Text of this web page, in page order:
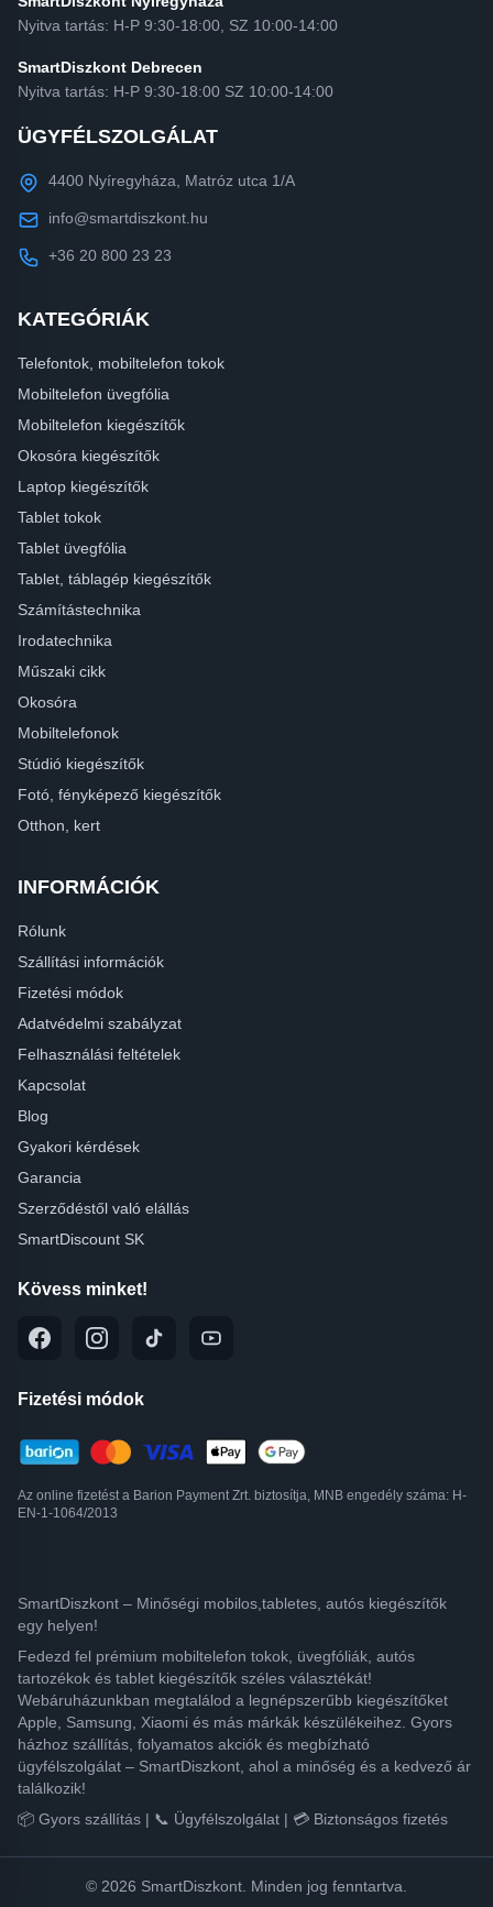
Nyitva tartás: H-P 9:30-18:00, SZ 10:00-14:00
SmartDiszkont Debrecen
Nyitva tartás: H-P 9:30-18:00 SZ 10:00-14:00
ÜGYFÉLSZOLGÁLAT
4400 Nyíregyháza, Matróz utca 1/A
info@smartdiszkont.hu
+36 20 800 23 23
KATEGÓRIÁK
Telefontok, mobiltelefon tokok
Mobiltelefon üvegfólia
Mobiltelefon kiegészítők
Okosóra kiegészítők
Laptop kiegészítők
Tablet tokok
Tablet üvegfólia
Tablet, táblagép kiegészítők
Számítástechnika
Irodatechnika
Műszaki cikk
Okosóra
Mobiltelefonok
Stúdió kiegészítők
Fotó, fényképező kiegészítők
Otthon, kert
INFORMÁCIÓK
Rólunk
Szállítási információk
Fizetési módok
Adatvédelmi szabályzat
Felhasználási feltételek
Kapcsolat
Blog
Gyakori kérdések
Garancia
Szerződéstől való elállás
SmartDiscount SK
Kövess minket!
Fizetési módok
Az online fizetést a Barion Payment Zrt. biztosítja, MNB engedély száma: H-
EN-1-1064/2013
SmartDiszkont – Minőségi mobilos,tabletes, autós kiegészítők
egy helyen!
Fedezd fel prémium mobiltelefon tokok, üvegfóliák, autós
tartozékok és tablet kiegészítők széles választékát!
Webáruházunkban megtalálod a legnépszerűbb kiegészítőket
Apple, Samsung, Xiaomi és más márkák készülékeihez. Gyors
házhoz szállítás, folyamatos akciók és megbízható
ügyfélszolgálat – SmartDiszkont, ahol a minőség és a kedvező ár
találkozik!
📦 Gyors szállítás | 📞 Ügyfélszolgálat | 💳 Biztonságos fizetés
© 2026 SmartDiszkont. Minden jog fenntartva.